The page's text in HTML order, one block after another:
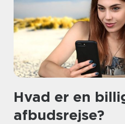
Hvad er en
afbudsrejse?